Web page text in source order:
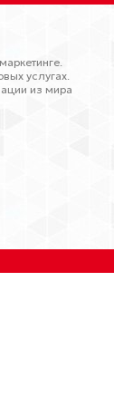
услугах.
из мира